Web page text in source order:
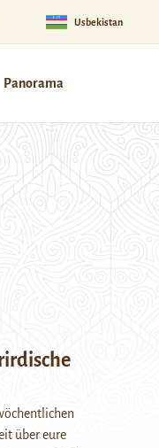
Usbekistan
Panorama
über eure